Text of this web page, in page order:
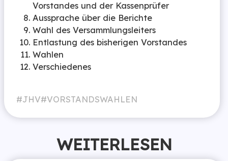
Vorstandes und der Kassenprüfer
Aussprache über die Berichte
Wahl des Versammlungsleiters
Entlastung des bisherigen Vorstandes
Wahlen
Verschiedenes
JHV VORSTANDSWAHLEN
WEITERLESEN